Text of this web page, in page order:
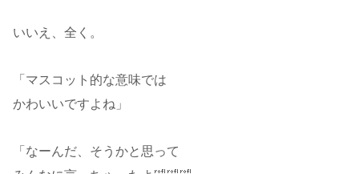
いいえ、全く。
「マスコット的な意味では
かわいいですよね」
「なーんだ、そうかと思って